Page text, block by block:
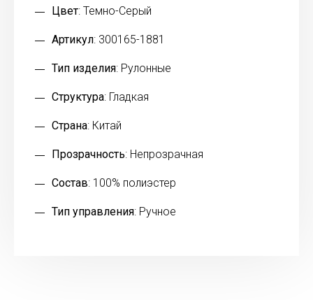
Цвет: Темно-Серый
Артикул: 300165-1881
Тип изделия: Рулонные
Структура: Гладкая
Страна: Китай
Прозрачность: Непрозрачная
Состав: 100% полиэстер
Тип управления: Ручное